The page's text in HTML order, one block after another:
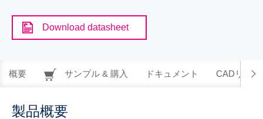
Download datasheet
概要 サンプル & 購入 ドキュメント CADリソー
製品概要